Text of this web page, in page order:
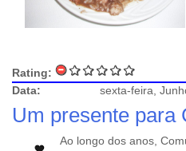
Rating:
Data:
sexta-feira,
Um presente para
Ao longo dos anos,